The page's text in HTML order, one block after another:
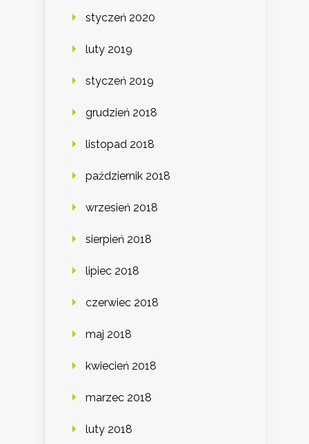
styczeń 2020
luty 2019
styczeń 2019
grudzień 2018
listopad 2018
październik 2018
wrzesień 2018
sierpień 2018
lipiec 2018
czerwiec 2018
maj 2018
kwiecień 2018
marzec 2018
luty 2018